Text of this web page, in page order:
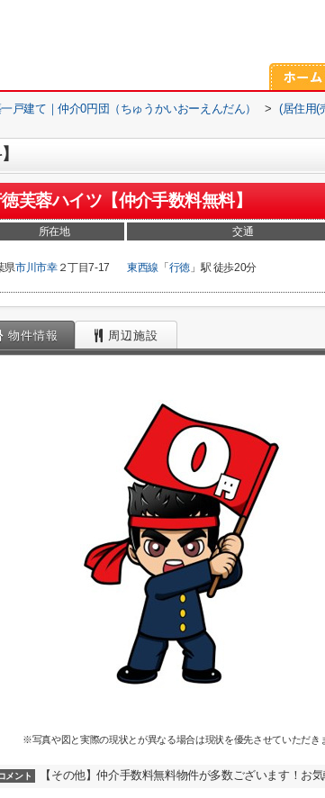
戸建て｜仲介0円団（ちゅうかいおーえんだん） > (居住用(
芙蓉ハイツ【仲介手数料無料】
所在地 交通
県市川市幸２丁目7-17 東西線 「 行徳」駅 徒歩20分
物件情報 周辺施設
※写真や図と実際の現状とが異なる場合は現状を優先させていただき
メント 【その他】仲介手数料無料物件が多数ございます！お